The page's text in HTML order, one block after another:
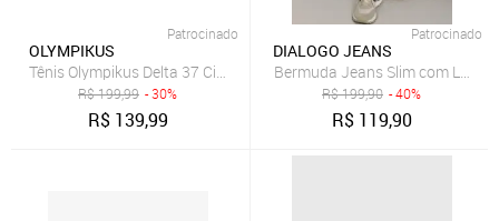
Patrocinado
OLYMPIKUS
Tênis Olympikus Delta 37 Cinza
R$199,99 - 30%
R$ 139,99
Patrocinado
DIALOGO JEANS
Bermuda Jeans Slim com
R$199,90 - 40%
R$ 119,90